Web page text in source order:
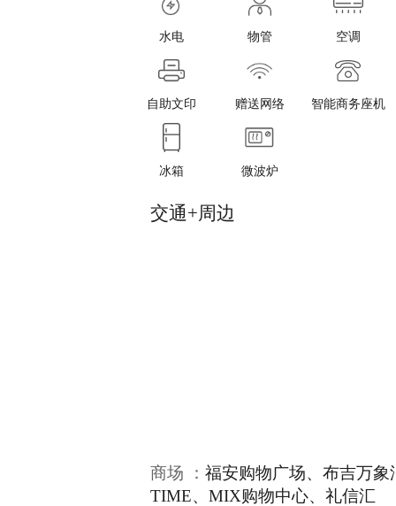
水电 物管 空调
自助文印 赠送网络 智能商务座机
冰箱 微波炉
交通+周边
商场 ： 福安购物广场、布吉万
TIME、MIX购物中心、礼信汇